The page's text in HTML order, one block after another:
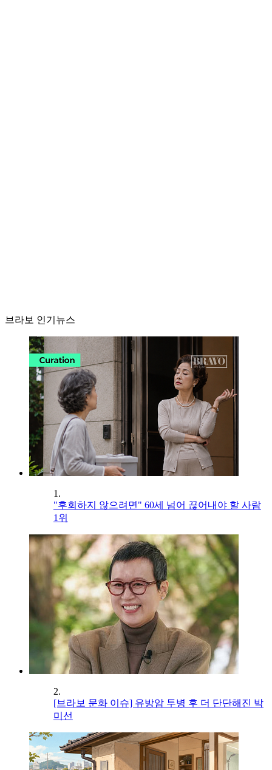
브라보 인기뉴스
1.
"후회하지 않으려면" 60세 넘어 끊어내야 할 사람
1위
2.
[브라보 문화 이슈] 유방암 투병 후 더 단단해진 박
미선